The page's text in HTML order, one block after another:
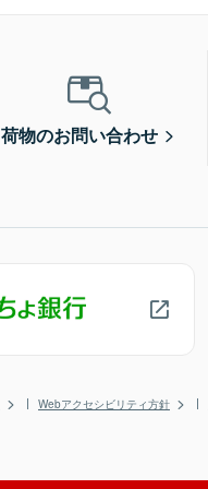
荷物のお問い合わせ
Webアクセシビリティ方針